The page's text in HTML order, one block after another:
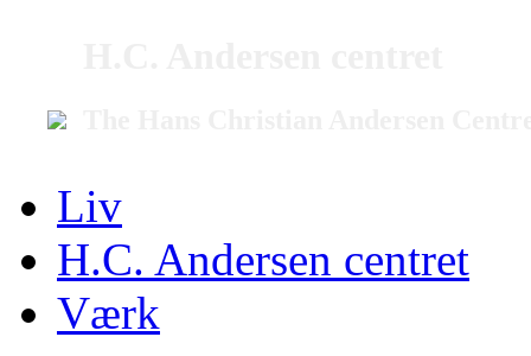
Liv
H.C. Andersen centret
Værk